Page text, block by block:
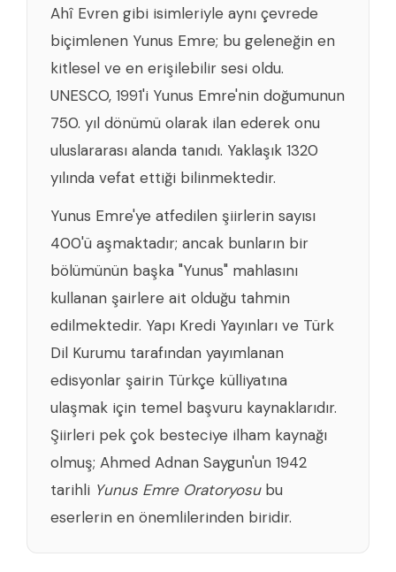
Ahî Evren gibi isimleriyle aynı çevrede
biçimlenen Yunus Emre; bu geleneğin en
kitlesel ve en erişilebilir sesi oldu.
UNESCO, 1991'i Yunus Emre'nin doğumunun
750. yıl dönümü olarak ilan ederek onu
uluslararası alanda tanıdı. Yaklaşık 1320
yılında vefat ettiği bilinmektedir.
Yunus Emre'ye atfedilen şiirlerin sayısı
400'ü aşmaktadır; ancak bunların bir
bölümünün başka "Yunus" mahlasını
kullanan şairlere ait olduğu tahmin
edilmektedir. Yapı Kredi Yayınları ve Türk
Dil Kurumu tarafından yayımlanan
edisyonlar şairin Türkçe külliyatına
ulaşmak için temel başvuru kaynaklarıdır.
Şiirleri pek çok besteciye ilham kaynağı
olmuş; Ahmed Adnan Saygun'un 1942
tarihli Yunus Emre Oratoryosubu
eserlerin en önemlilerinden biridir.